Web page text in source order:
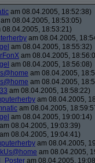
am 08.04.2005, 18:52:38)
am 08.04.2005, 18:53:05)
08.04.2005, 18:53:21)
am 08.04.2005,
am 08.04.2005, 18:55:32)
am 08.04.2005,
am 08.04.2005, 18:56:08)
am 08.04.2005,
am 08.04.2005,
am 08.04.2005, 18:58:22)
am 08.04.2005,
am 08.04.2005,
am 08.04.2005, 19:00:14)
am 08.04.2005, 19:03:39)
am 08.04.2005, 19:04:41)
am 08.04.2005,
am 08.04.2005,
am 08.04.2005,